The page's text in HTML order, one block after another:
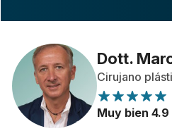
Dott.
Cirujano
Muy bien 4.9